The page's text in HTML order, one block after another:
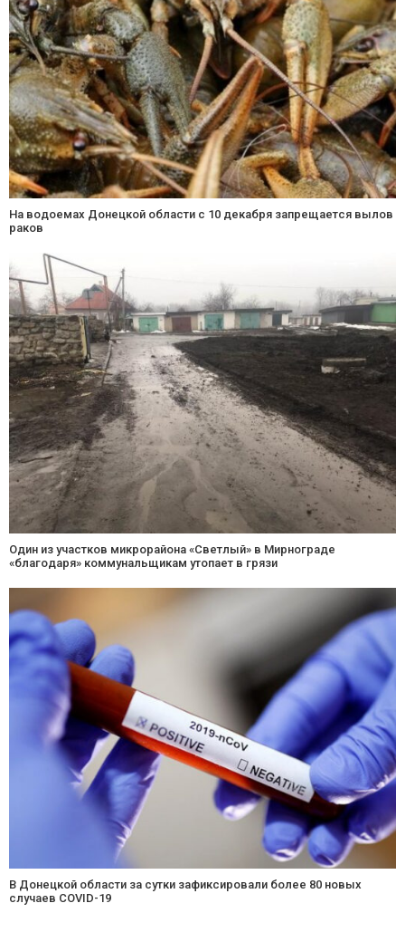
На водоемах Донецкой области с 10 декабря запрещается вылов
раков
Один из участков микрорайона «Светлый» в Мирнограде
«благодаря» коммунальщикам утопает в грязи
В Донецкой области за сутки зафиксировали более 80 новых
случаев COVID-19